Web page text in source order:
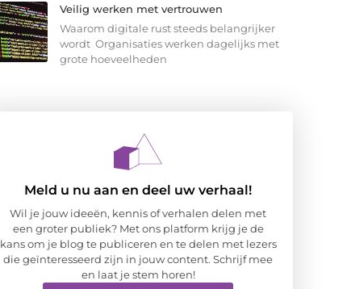
Veilig werken met vertrouwen
Waarom digitale rust steeds belangrijker
wordt Organisaties werken dagelijks met
grote hoeveelheden
Meld u nu aan en deel uw verhaal!
Wil je jouw ideeën, kennis of verhalen delen met
een groter publiek? Met ons platform krijg je de
kans om je blog te publiceren en te delen met lezers
die geïnteresseerd zijn in jouw content. Schrijf mee
en laat je stem horen!